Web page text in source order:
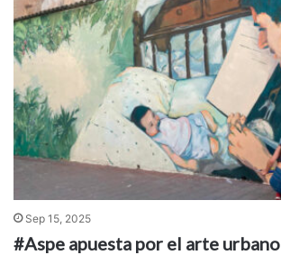
Sep 15, 2025
#Aspe apuesta por el arte urbano